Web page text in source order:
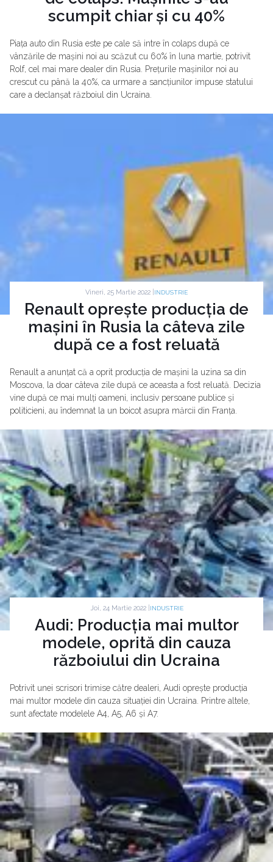
scumpit chiar și cu 40%
Piața auto din Rusia este pe cale să intre în colaps după ce
vânzările de mașini noi au scăzut cu 60% în luna martie, potrivit
Rolf, cel mai mare dealer din Rusia. Prețurile mașinilor noi au
crescut cu până la 40%, ca urmare a sancțiunilor impuse statului
care a declanșat războiul din Ucraina.
Vineri, 25 Martie 2022 | INDUSTRIE
Renault oprește producția de
mașini în Rusia la câteva zile
după ce a fost reluată
Renault a anunțat că a oprit producția de mașini la uzina sa din
Moscova, la doar câteva zile după ce aceasta a fost reluată. Decizia
vine după ce mai mulți oameni, inclusiv persoane publice și
politicieni, au îndemnat la un boicot asupra mărcii din Franța.
Joi, 24 Martie 2022 | INDUSTRIE
Audi: Producția mai multor
modele, oprită din cauza
războiului din Ucraina
Potrivit unei scrisori trimise către dealeri, Audi oprește producția
mai multor modele din cauza situației din Ucraina. Printre altele,
sunt afectate modelele A4, A5, A6 și A7.